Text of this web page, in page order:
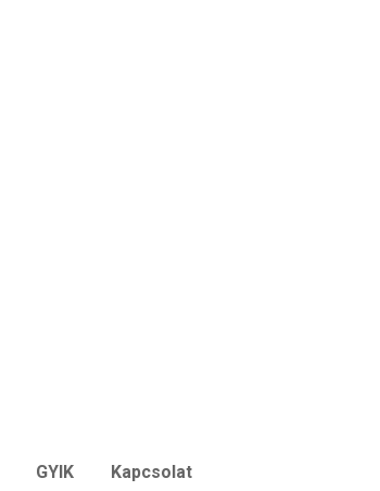
GYIK Kapcsolat